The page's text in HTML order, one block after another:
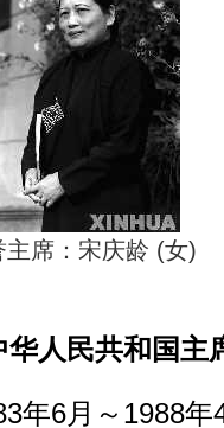
主席：宋庆龄 (女)
华人民共和国主
6月～1988年